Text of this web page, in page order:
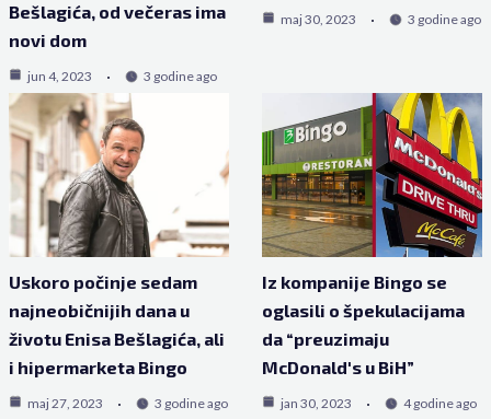
Bešlagića, od večeras ima
novi dom
jun 4, 2023 3 godine ago
maj 30, 2023 3 godine ago
Uskoro počinje sedam
najneobičnijih dana u
životu Enisa Bešlagića, ali
i hipermarketa Bingo
maj 27, 2023 3 godine ago
Iz kompanije Bingo se
oglasili o špekulacijama
da “preuzimaju
McDonald's u BiH”
jan 30, 2023 4 godine ago